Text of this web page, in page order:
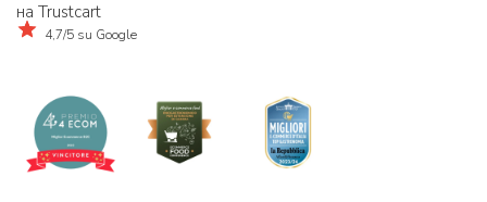
на Trustcart
4,7/5 su Google